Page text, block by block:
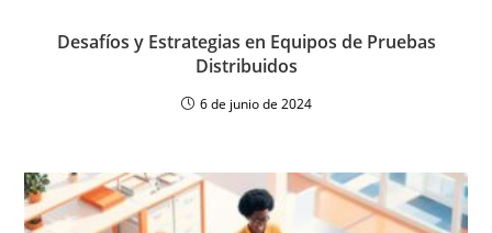
Desafíos y Estrategias en Equipos de Pruebas
Distribuidos
6 de junio de 2024